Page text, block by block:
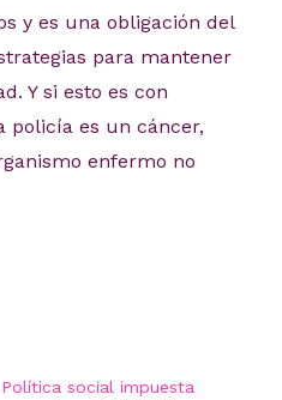
y es una obligación del
para mantener
Y si esto es con
policía es un cáncer,
enfermo no
Política social impuesta